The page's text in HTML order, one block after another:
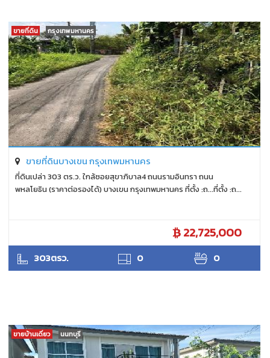
ขายที่ดิน กรุงเทพมหานคร
ขายที่ดินบางเขน กรุงเทพมหานคร
ที่ดินเปล่า 303 ตร.ว. ใกล้ซอยสุขาภิบาล4 ถนนรามอินทรา ถนน
พหลโยธิน (ราคาต่อรองได้) บางเขน กรุงเทพมหานคร ที่ตั้ง :ถ...ที่ตั้ง :ถ...
22,725,000
303ตรว. 0 0
ANTPUNYAPA
ขายบ้านเดี่ยว นนทบุรี